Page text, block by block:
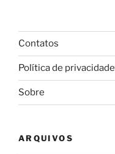
Contatos
Política de privacidade
Sobre
ARQUIVOS